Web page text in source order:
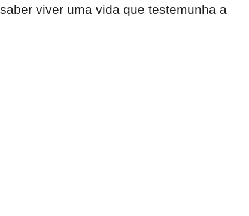
viver uma vida que testemunha a